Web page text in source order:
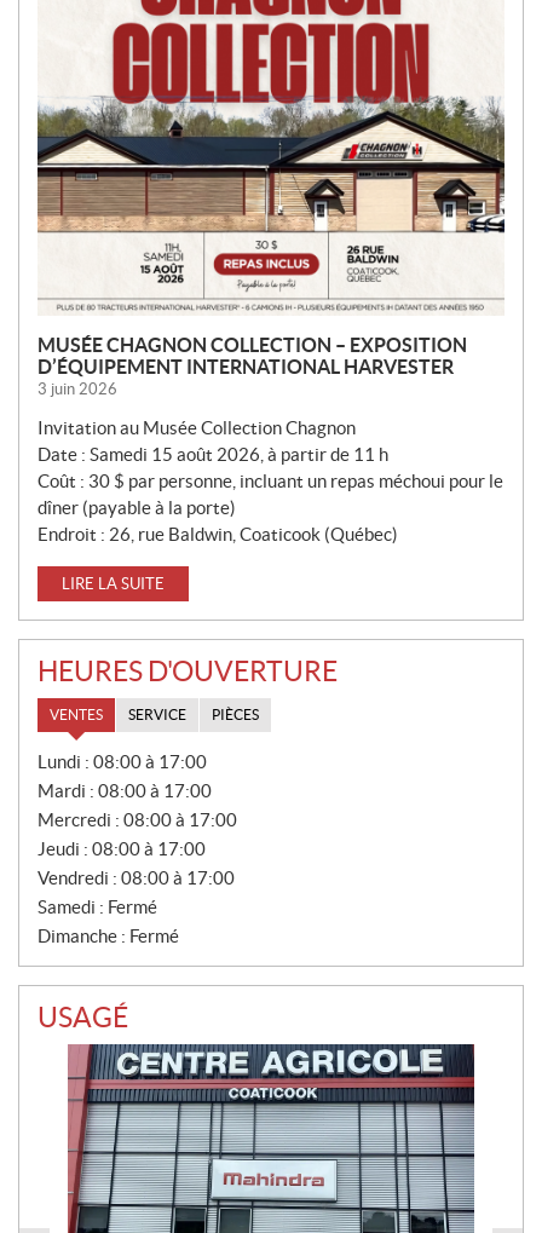
MUSÉE CHAGNON COLLECTION – EXPOSITION
D’ÉQUIPEMENT INTERNATIONAL HARVESTER
3 juin 2026
Invitation au Musée Collection Chagnon
Date : Samedi 15 août 2026, à partir de 11 h
Coût : 30 $ par personne, incluant un repas méchoui pour le
dîner (payable à la porte)
Endroit : 26, rue Baldwin, Coaticook (Québec)
LIRE LA SUITE
HEURES D'OUVERTURE
VENTES SERVICE PIÈCES
V
N
T
S
Lundi : 08:00 à 17:00
Mardi : 08:00 à 17:00
Mercredi : 08:00 à 17:00
Jeudi : 08:00 à 17:00
Vendredi : 08:00 à 17:00
Samedi : Fermé
Dimanche : Fermé
USAGÉ